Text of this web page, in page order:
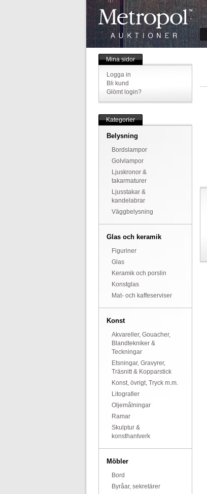
Mina sidor
Logga in
Bli kund
Glömt login?
Kategorier
Belysning
Bordslampor
Golvlampor
Ljuskronor &
takarmaturer
Ljusstakar &
kandelabrar
Väggbelysning
Glas och keramik
Figuriner
Glas
Keramik och porslin
Konstglas
Mat- och kaffeserviser
Konst
Akvareller, Gouacher,
Blandtekniker &
Teckningar
Etsningar, Gravyrer,
Träsnitt & Kopparstick
Konst, övrigt, Tryck m.m.
Litografier
Oljemålningar
Ramar
Skulptur &
konsthantverk
Möbler
Bord
Byråar, sekretärer